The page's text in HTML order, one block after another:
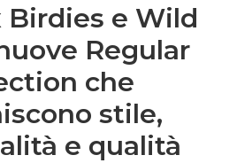
Birdies e Wild
Regular
che
stile,
e qualità